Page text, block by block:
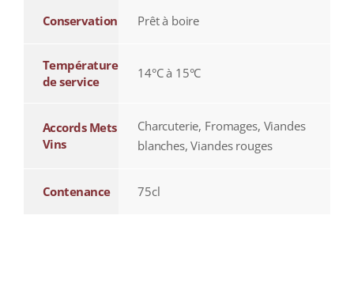
Conservation Prêt à boire
Température
de service
14°C à 15°C
Accords Mets
Vins
Charcuterie, Fromages, Viandes
blanches, Viandes rouges
Contenance 75cl